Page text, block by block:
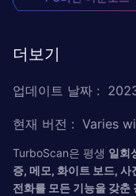
더보기
업데이트 날짜 :
현재 버전 : Varies
TurboScan은 평생 일회
증, 메모, 화이트 보드,
전화를 모든 기능을 갖춘